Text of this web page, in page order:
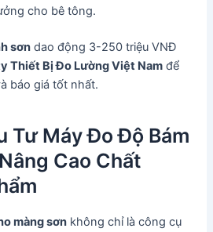
cho bê tông.
sơn dao động 3-250 triệu VNĐ
Thiết Bị Đo Lường Việt Nam để
báo giá tốt nhất.
Tư Máy Đo Độ Bám
Cao Chất
màng sơn không chỉ là công cụ